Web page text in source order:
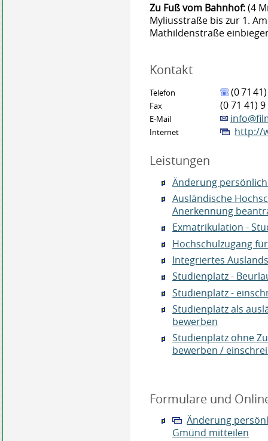
Zu Fuß vom Bahnhof:(4
Myliusstraße bis zur 1.
Mathildenstraße
Kontakt
Telefon (071
Fax (071 41) 9
E-Mail
Internet http://
Leistungen
Änderung
Ausländische
Anerkennung
Exmatrikulation -
Hochschulzugang
Integriertes
Studienplatz -
Studienplatz -
Studienplatz als
bewerben
Studienplatz ohne
bewerben /
Formulare und
Änderung
Gmünd mitteilen